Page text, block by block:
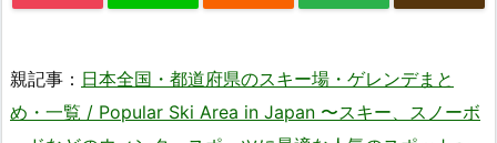
親記事： 日本全国・都道府県のスキー場・ゲレンデまと
め・一覧 / Popular Ski Area in Japan 〜スキー、スノーボ